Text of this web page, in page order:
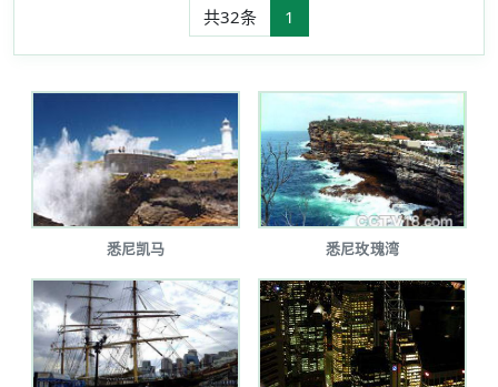
共32条 1
悉尼凯马 悉尼玫瑰湾